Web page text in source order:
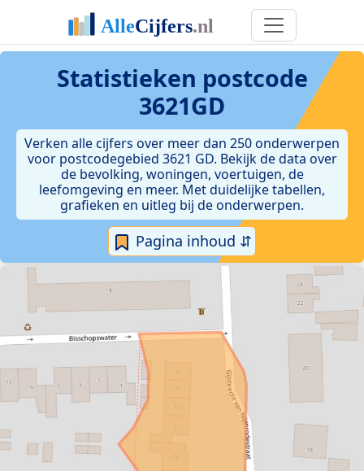
Statistieken postcode
3621GD
Verken alle cijfers over meer dan 250 onderwerpen
voor postcodegebied 3621 GD. Bekijk de data over
de bevolking, woningen, voertuigen, de
leefomgeving en meer. Met duidelijke tabellen,
grafieken en uitleg bij de onderwerpen.
Pagina inhoud ⇵